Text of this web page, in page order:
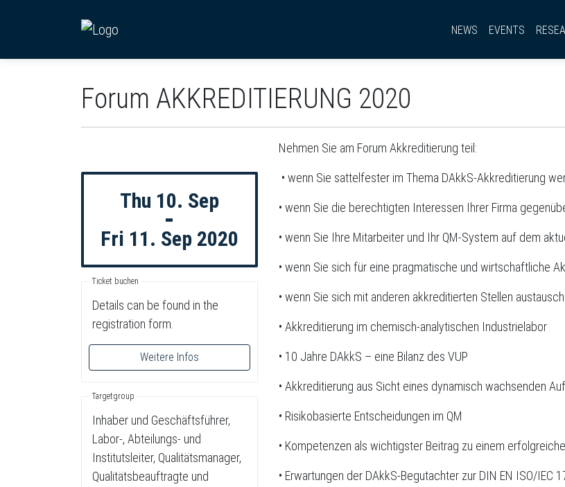
NEWS EVENTS
Forum AKKREDITIERUNG 2020
Thu 10. Sep
-
Fri 11. Sep 2020
Ticket buchen
Details can be found in the
registration form.
Weitere Infos
Targetgroup
Inhaber und Geschäftsführer,
Labor-, Abteilungs- und
Institutsleiter, Qualitätsmanager,
Qualitätsbeauftragte und
Nehmen Sie am Forum Akkreditierung teil:
• wenn Sie sattelfester im Thema DAkkS-Akkreditierung
• wenn Sie die berechtigten Interessen Ihrer Firma
• wenn Sie Ihre Mitarbeiter und Ihr QM-System auf dem
• wenn Sie sich für eine pragmatische und wirtschaftliche
• wenn Sie sich mit anderen akkreditierten Stellen
• Akkreditierung im chemisch-analytischen Industrielabor
• 10 Jahre DAkkS – eine Bilanz des VUP
• Akkreditierung aus Sicht eines dynamisch wachsenden
• Risikobasierte Entscheidungen im QM
• Kompetenzen als wichtigster Beitrag zu einem
• Erwartungen der DAkkS-Begutachter zur DIN EN ISO/IEC